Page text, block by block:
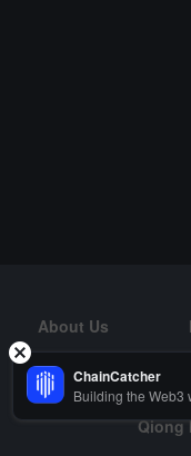
About Us
Risk Warning
Qiong
ChainCatcher
Building the Web3